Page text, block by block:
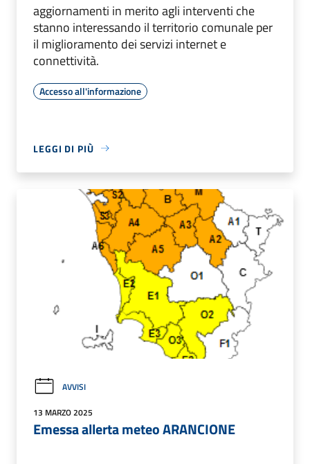
aggiornamenti in merito agli interventi che
stanno interessando il territorio comunale per
il miglioramento dei servizi internet e
connettività.
Accesso all'informazione
LEGGI DI PIÙ
AVVISI
13 MARZO 2025
Emessa allerta meteo ARANCIONE